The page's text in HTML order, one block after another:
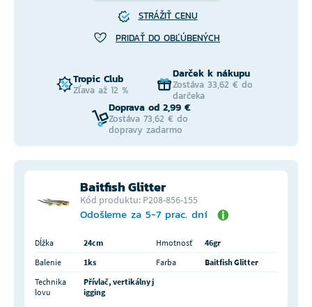
STRÁŽIŤ CENU
PRIDAŤ DO OBĽÚBENÝCH
Tropic Club
Zľava až 12 %
Darček k nákupu
Zostáva 33,62 € do
darčeka
Doprava od 2,99 €
Zostáva 73,62 € do
dopravy zadarmo
Baitfish Glitter
Kód produktu: P208-856-155
Odošleme za 5-7 prac. dní
Dĺžka 24cm Hmotnosť
46gr
Balenie
1ks Farba
Baitfish Glitter
Technika
lovu
Přívlač, vertikálny j
igging